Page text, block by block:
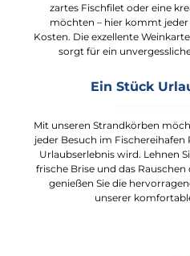
zartes Fischfilet oder eine
möchten – hier kommt
Kosten. Die exzellente
sorgt für ein
Ein Stück
Mit unseren Strandkörben
jeder Besuch im
Urlaubserlebnis wird. Lehnen
frische Brise und das
genießen Sie die
unserer